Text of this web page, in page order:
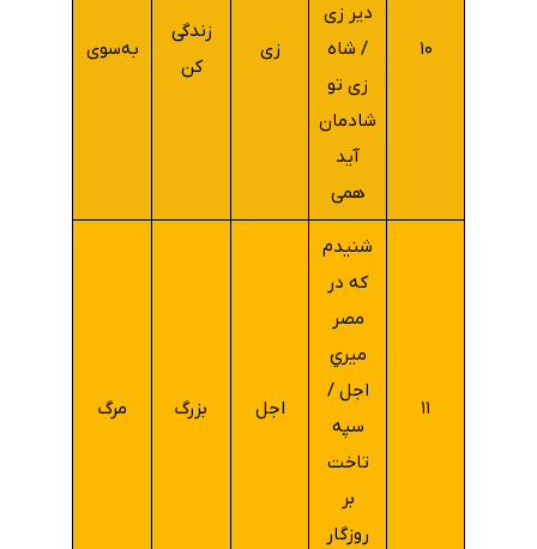
۱۰
دیر زی
/ شاه
زی تو
شادمان
آید
همی
زی
زندگی
کن
به‌سوی
۱۱
شنيدم
كه در
مصر
ميري
اجل /
سپه
تاخت
بر
روزگار
اجل بزرگ مرگ